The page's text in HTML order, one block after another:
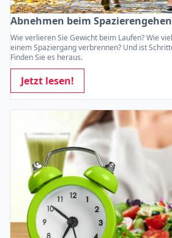
Abnehmen beim Spazierengehen
Wie verlieren Sie Gewicht beim Laufen? Wie
einem Spaziergang verbrennen? Und ist
Finden Sie es heraus.
Jetzt lesen!